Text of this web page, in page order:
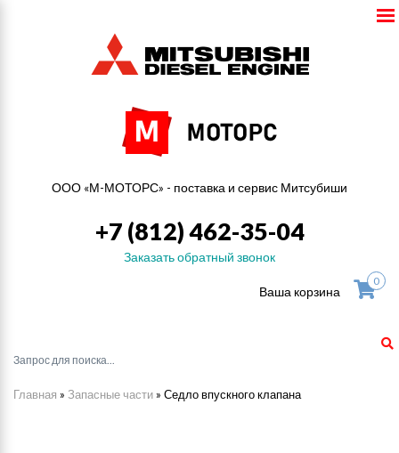
ООО «М-МОТОРС» - поставка и сервис Митсубиши
+7 (812) 462-35-04
Заказать обратный звонок
Ваша корзина
0
Главная » Запасные части » Седло впускного клапана